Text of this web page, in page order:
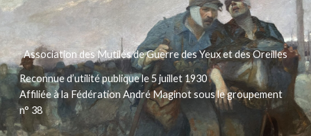
Association des Mutilés de Guerre des Yeux et des Oreilles
Reconnue d’utilité publique le 5 juillet 1930
Affiliée à la Fédération André Maginot sous le groupement
n° 38